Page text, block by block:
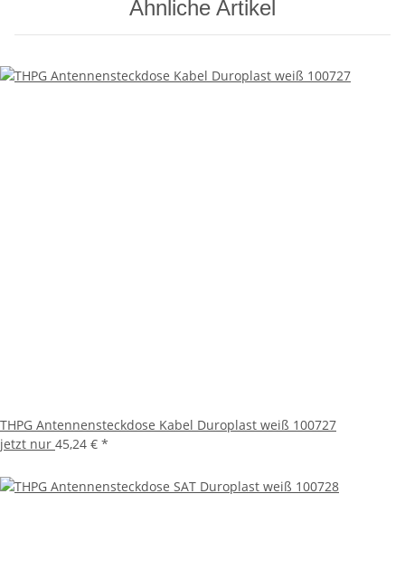
Ähnliche Artikel
THPG Antennensteckdose Kabel Duroplast weiß 100727
jetzt nur 45,24 € *